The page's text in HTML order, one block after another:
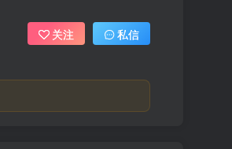
关注 私信